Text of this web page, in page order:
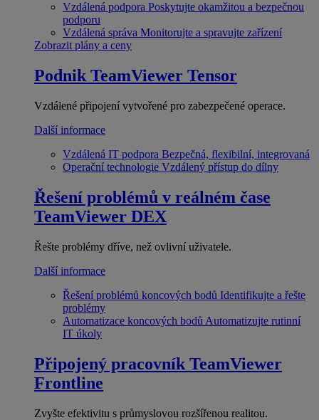
Vzdálená podpora Poskytujte okamžitou a bezpečnou
podporu
Vzdálená správa Monitorujte a spravujte zařízení
Zobrazit plány a ceny
Podnik TeamViewer Tensor
Vzdálené připojení vytvořené pro zabezpečené operace.
Další informace
Vzdálená IT podpora Bezpečná, flexibilní, integrovaná
Operační technologie Vzdálený přístup do dílny
Řešení problémů v reálném čase
TeamViewer DEX
Řešte problémy dříve, než ovlivní uživatele.
Další informace
Řešení problémů koncových bodů Identifikujte a řešte
problémy
Automatizace koncových bodů Automatizujte rutinní
IT úkoly
Připojený pracovník TeamViewer
Frontline
Zvyšte efektivitu s průmyslovou rozšířenou realitou.